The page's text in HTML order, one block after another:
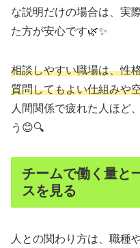
な説明だけの場合は、実
た方が安心です🌿✨
相談しやすい職場は、性
質問してもよい仕組みや
人間関係で疲れた人ほど
う😊🔍
チームで働く量と
スを見る
人との関わり方は、職種